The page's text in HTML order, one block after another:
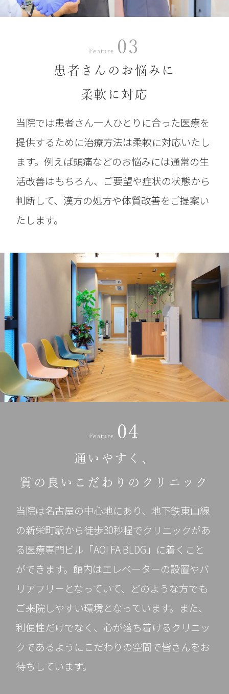
Feature 03
患者さんのお悩みに
柔軟に対応
当院では患者さん一人ひとりに合った医療を
提供するために治療方法は柔軟に対応いたし
ます。例えば頭痛などのお悩みには通常の生
活改善はもちろん、ご要望や症状の状態から
判断して、漢方の処方や体質改善をご提案い
たします。
Feature 04
通いやすく、
質の良いこだわりのクリニック
当院は名古屋の中心地にあり、地下鉄東山線
の新栄町駅から徒歩30秒程でクリニックがあ
る医療専門ビル「AOI FA BLDG」に着くこと
ができます。館内はエレベーターの設置やバ
リアフリーとなっていて、どのような方でも
ご来院しやすい環境となっています。また、
利便性だけでなく、心が落ち着けるクリニッ
クであるようにこだわりの空間で皆さんをお
待ちしています。